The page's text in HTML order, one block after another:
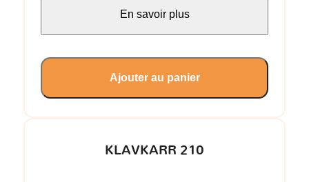
KLAVKARR 210
En savoir plus
Ajouter au panier